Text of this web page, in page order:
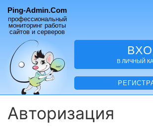
Ping-Admin.Com
профессиональный
мониторинг работы
сайтов и серверов
В ЛИЧНЫЙ
Авторизация